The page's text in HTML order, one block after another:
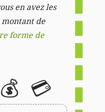
en avez les
montant de
forme de
💰 💳